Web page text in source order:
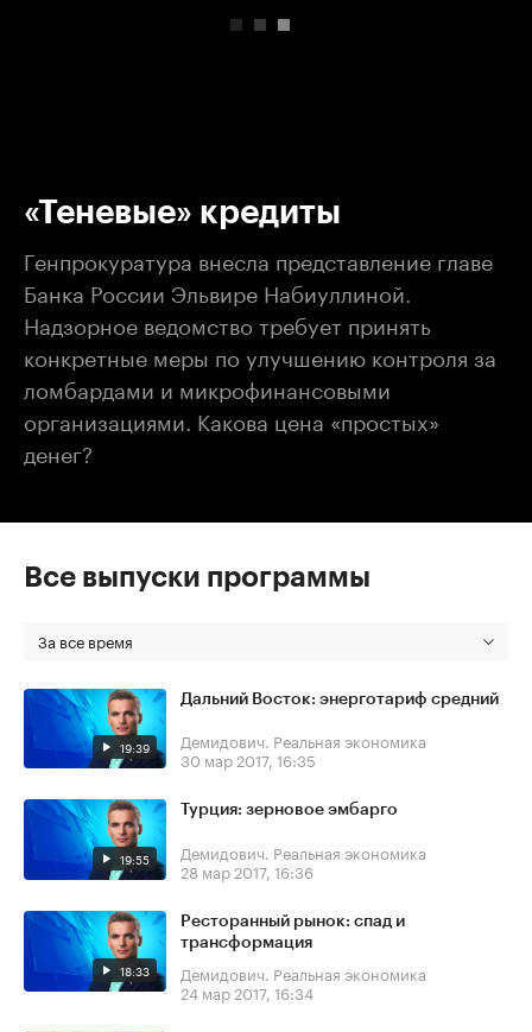
«Теневые» кредиты
Генпрокуратура внесла представление главе
Банка России Эльвире Набиуллиной.
Надзорное ведомство требует принять
конкретные меры по улучшению контроля за
ломбардами и микрофинансовыми
организациями. Какова цена «простых»
денег?
Все выпуски программы
За все время
19:39
Дальний Восток: энерготариф средний
Демидович. Реальная экономика
30 мар 2017, 16:35
19:55
Турция: зерновое эмбарго
Демидович. Реальная экономика
28 мар 2017, 16:36
18:33
Ресторанный рынок: спад и
трансформация
Демидович. Реальная экономика
24 мар 2017, 16:34